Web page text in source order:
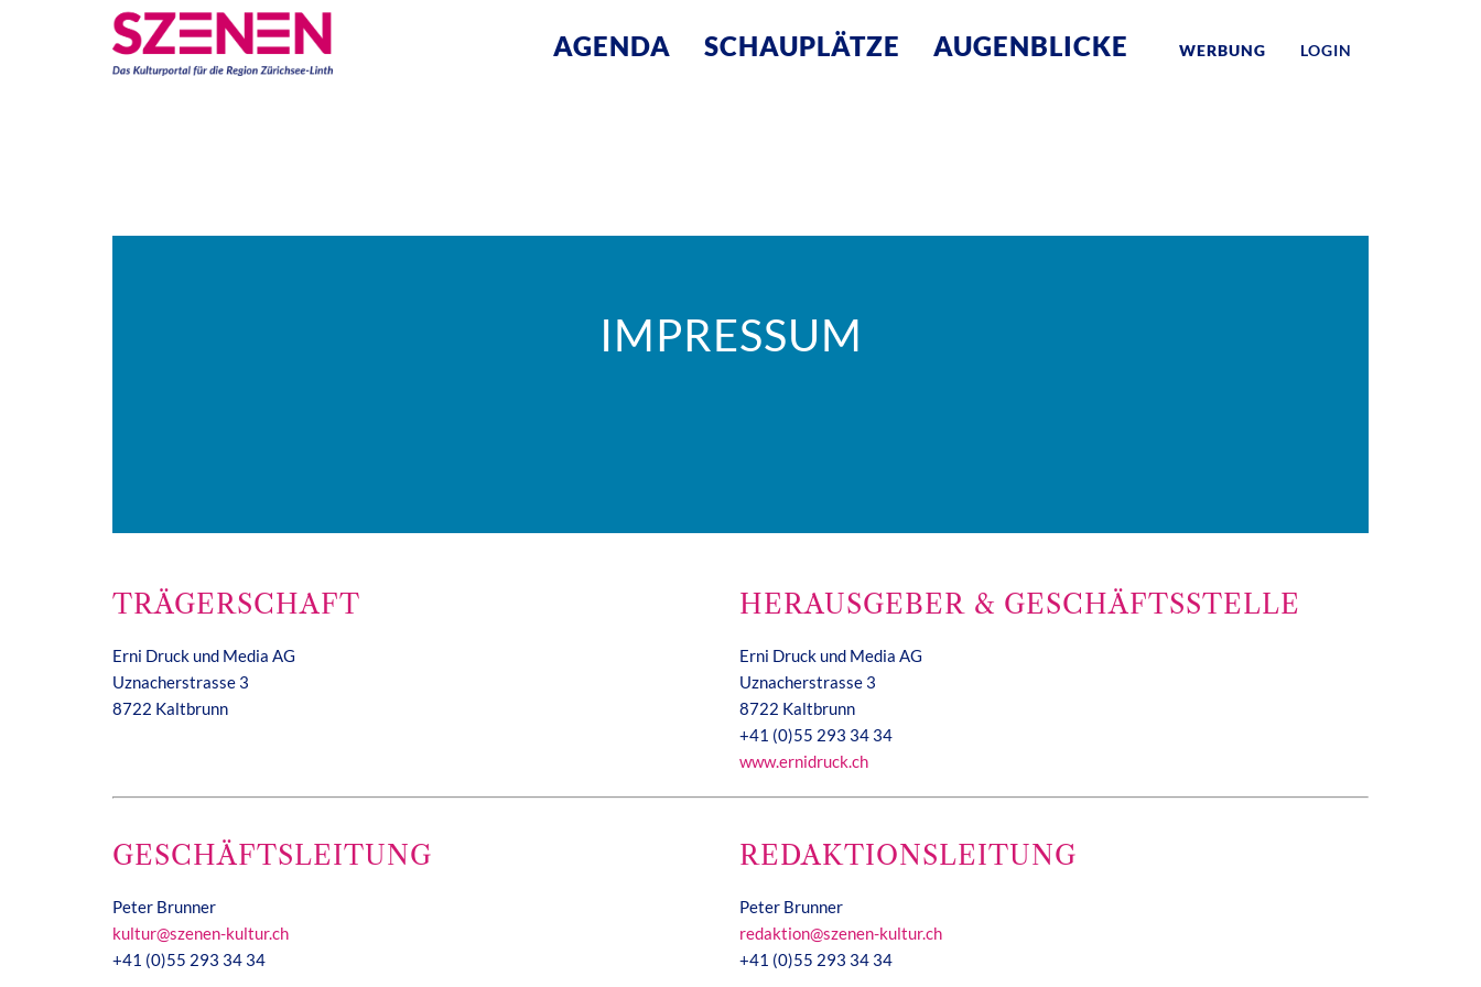
AGENDA SCHAUPLÄTZE AUGENBLICKE WERBUNG LOGIN
IMPRESSUM
TRÄGERSCHAFT
Erni Druck und Media AG
Uznacherstrasse 3
8722 Kaltbrunn
HERAUSGEBER & GESCHÄFTSSTELLE
Erni Druck und Media AG
Uznacherstrasse 3
8722 Kaltbrunn
+41 (0)55 293 34 34
www.ernidruck.ch
GESCHÄFTSLEITUNG
Peter Brunner
kultur@szenen-kultur.ch
+41 (0)55 293 34 34
REDAKTIONSLEITUNG
Peter Brunner
redaktion@szenen-kultur.ch
+41 (0)55 293 34 34